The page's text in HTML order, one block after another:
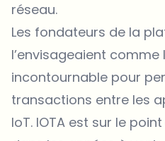
réseau.
Les fondateurs de la
l’envisageaient comme
incontournable pour
transactions entre les
IoT. IOTA est sur le